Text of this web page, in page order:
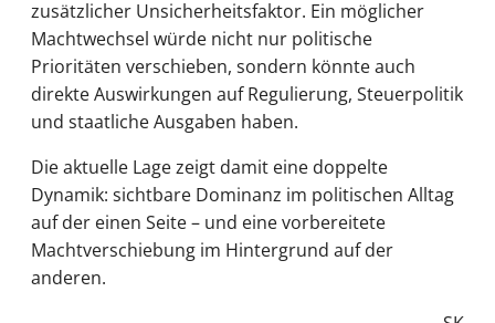
zusätzlicher Unsicherheitsfaktor. Ein möglicher
Machtwechsel würde nicht nur politische
Prioritäten verschieben, sondern könnte auch
direkte Auswirkungen auf Regulierung, Steuerpolitik
und staatliche Ausgaben haben.
Die aktuelle Lage zeigt damit eine doppelte
Dynamik: sichtbare Dominanz im politischen Alltag
auf der einen Seite – und eine vorbereitete
Machtverschiebung im Hintergrund auf der
anderen.